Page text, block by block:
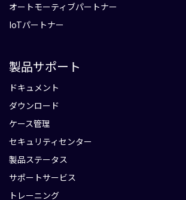
オートモーティブパートナー
IoTパートナー
製品サポート
ドキュメント
ダウンロード
ケース管理
セキュリティセンター
製品ステータス
サポートサービス
トレーニング